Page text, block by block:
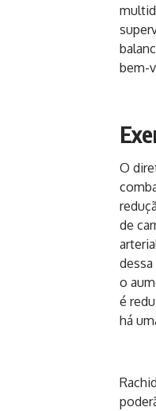
bem-
O
de
o
é
há